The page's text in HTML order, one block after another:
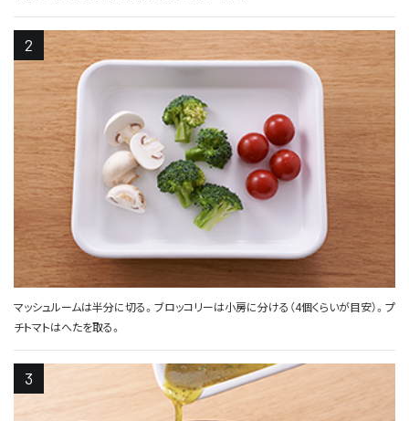
マッシュルームは半分に切る。ブロッコリーは小房に分ける（4個くらいが目安）。プ
チトマトはへたを取る。